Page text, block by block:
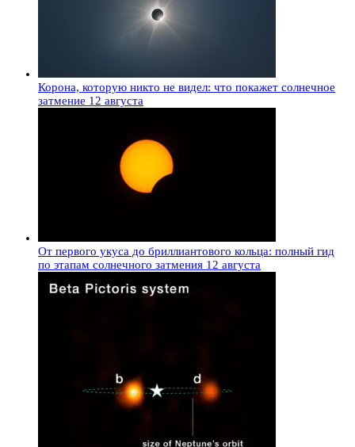
Корона, которую никто не видел: что покажет солнечное
затмение 12 августа
От первого укуса до бриллиантового кольца: полный гид
по этапам солнечного затмения 12 августа